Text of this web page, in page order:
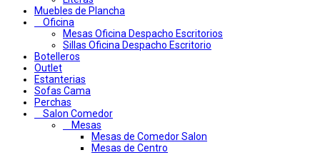
Muebles de Plancha
Oficina
Mesas Oficina Despacho Escritorios
Sillas Oficina Despacho Escritorio
Botelleros
Outlet
Estanterias
Sofas Cama
Perchas
Salon Comedor
Mesas
Mesas de Comedor Salon
Mesas de Centro